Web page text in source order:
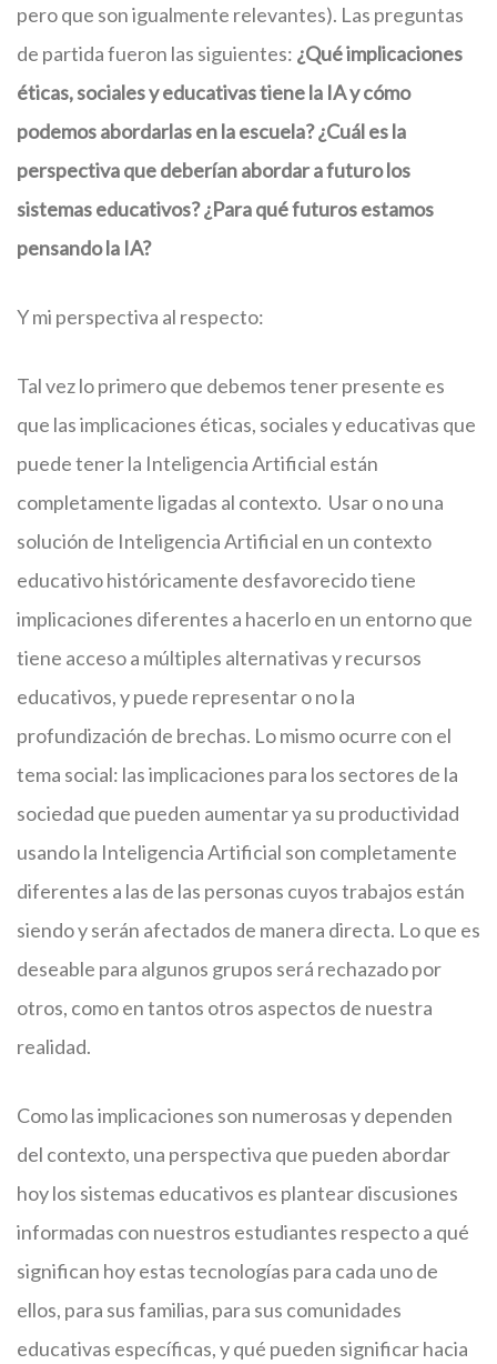
pero que son igualmente relevantes). Las preguntas
de partida fueron las siguientes: ¿Qué implicaciones
éticas, sociales y educativas tiene la IA y cómo
podemos abordarlas en la escuela? ¿Cuál es la
perspectiva que deberían abordar a futuro los
sistemas educativos? ¿Para qué futuros estamos
pensando la IA?
Y mi perspectiva al respecto:
Tal vez lo primero que debemos tener presente es
que las implicaciones éticas, sociales y educativas que
puede tener la Inteligencia Artificial están
completamente ligadas al contexto. Usar o no una
solución de Inteligencia Artificial en un contexto
educativo históricamente desfavorecido tiene
implicaciones diferentes a hacerlo en un entorno que
tiene acceso a múltiples alternativas y recursos
educativos, y puede representar o no la
profundización de brechas. Lo mismo ocurre con el
tema social: las implicaciones para los sectores de la
sociedad que pueden aumentar ya su productividad
usando la Inteligencia Artificial son completamente
diferentes a las de las personas cuyos trabajos están
siendo y serán afectados de manera directa. Lo que es
deseable para algunos grupos será rechazado por
otros, como en tantos otros aspectos de nuestra
realidad.
Como las implicaciones son numerosas y dependen
del contexto, una perspectiva que pueden abordar
hoy los sistemas educativos es plantear discusiones
informadas con nuestros estudiantes respecto a qué
significan hoy estas tecnologías para cada uno de
ellos, para sus familias, para sus comunidades
educativas específicas, y qué pueden significar hacia